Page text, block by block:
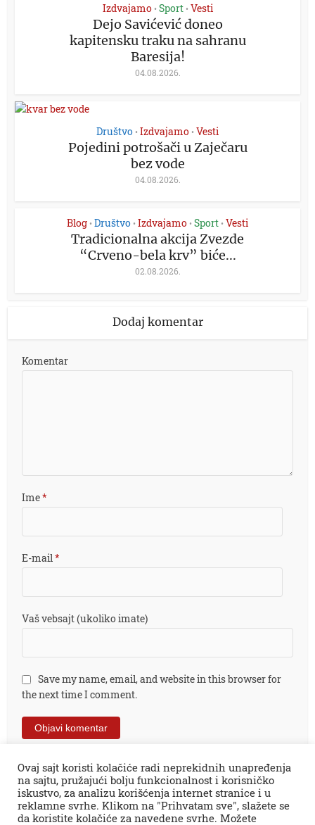
Izdvajamo • Sport • Vesti
Dejo Savićević doneo
kapitensku traku na sahranu
Baresija!
04.08.2026.
Društvo • Izdvajamo • Vesti
Pojedini potrošači u Zaječaru
bez vode
04.08.2026.
Blog • Društvo • Izdvajamo • Sport • Vesti
Tradicionalna akcija Zvezde
“Crveno-bela krv” biće...
02.08.2026.
Dodaj komentar
Komentar
Ime*
E-mail*
Vaš vebsajt (ukoliko imate)
Save my name, email, and website in this browser for
the next time I comment.
Ovaj sajt koristi kolačiće radi neprekidnih unapređenja
na sajtu, pružajući bolju funkcionalnost i korisničko
iskustvo, za analizu korišćenja internet stranice i u
reklamne svrhe. Klikom na "Prihvatam sve", slažete se
da koristite kolačiće za navedene svrhe. Možete